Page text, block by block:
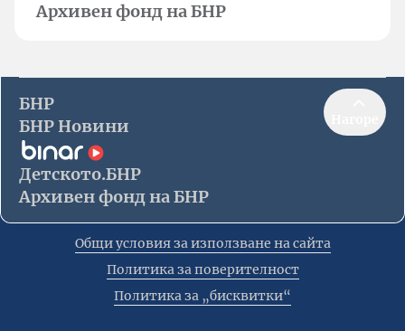
Архивен фонд на БНР
БНР
БНР Новини
Детското.БНР
Архивен фонд на БНР
Общи условия за използване на сайта
Политика за поверителност
Политика за „бисквитки“